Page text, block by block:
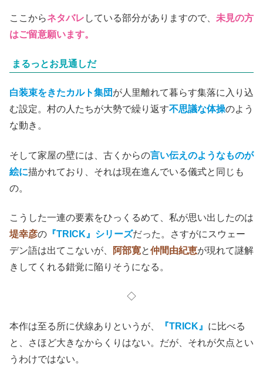
ここからネタバレ している部分がありますので、 未見の方
はご留意願います。
まるっとお見通しだ
白装束をきたカルト集団 が人里離れて暮らす集落に入り込
む設定。村の人たちが大勢で繰り返す不思議な体操のよう
な動き。
そして家屋の壁には、古くからの言い伝えのようなものが
絵に描かれており、それは現在進んでいる儀式と同じも
の。
こうした一連の要素をひっくるめて、私が思い出したのは
堤幸彦の 『TRICK』 シリーズだった。さすがにスウェー
デン語は出てこないが、
阿部寛と仲間由紀恵が現れて謎解
きしてくれる錯覚に陥りそうになる。
◇
本作は至る所に伏線ありというが、 『TRICK』 に比べる
と、さほど大きなからくりはない。だが、それが欠点とい
うわけではない。